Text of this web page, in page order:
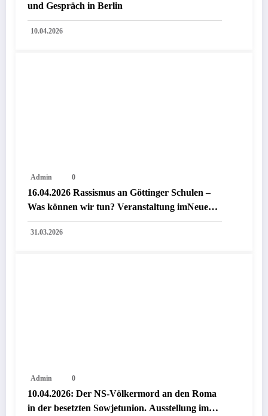
und Gespräch in Berlin
10.04.2026
Admin 0
16.04.2026 Rassismus an Göttinger Schulen –
Was können wir tun? Veranstaltung imNeuen
Rathaus Göttingen
31.03.2026
Admin 0
10.04.2026: Der NS-Völkermord an den Roma
in der besetzten Sowjetunion. Ausstellung im